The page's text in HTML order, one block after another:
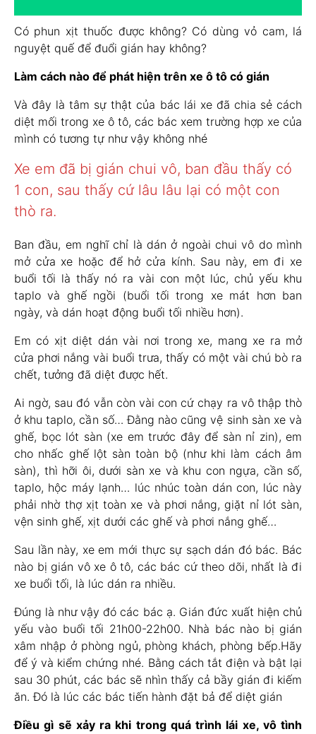
Có phun xịt thuốc được không? Có dùng vỏ cam, lá
nguyệt quế để đuổi gián hay không?
Làm cách nào để phát hiện trên xe ô tô có gián
Và đây là tâm sự thật của bác lái xe đã chia sẻ cách
diệt mối trong xe ô tô, các bác xem trường hợp xe của
mình có tương tự như vậy không nhé
Xe em đã bị gián chui vô, ban đầu thấy có
1 con, sau thấy cứ lâu lâu lại có một con
thò ra.
Ban đầu, em nghĩ chỉ là dán ở ngoài chui vô do mình
mở cửa xe hoặc để hở cửa kính. Sau này, em đi xe
buổi tối là thấy nó ra vài con một lúc, chủ yếu khu
taplo và ghế ngồi (buổi tối trong xe mát hơn ban
ngày, và dán hoạt động buổi tối nhiều hơn).
Em có xịt diệt dán vài nơi trong xe, mang xe ra mở
cửa phơi nắng vài buổi trưa, thấy có một vài chú bò ra
chết, tưởng đã diệt được hết.
Ai ngờ, sau đó vẫn còn vài con cứ chạy ra vô thập thò
ở khu taplo, cần số… Đằng nào cũng vệ sinh sàn xe và
ghế, bọc lót sàn (xe em trước đây để sàn nỉ zin), em
cho nhấc ghế lột sàn toàn bộ (như khi làm cách âm
sàn), thì hỡi ôi, dưới sàn xe và khu con ngựa, cần số,
taplo, hộc máy lạnh… lúc nhúc toàn dán con, lúc này
phải nhờ thợ xịt toàn xe và phơi nắng, giặt nỉ lót sàn,
vện sinh ghế, xịt dưới các ghế và phơi nắng ghế…
Sau lần này, xe em mới thực sự sạch dán đó bác. Bác
nào bị gián vô xe ô tô, các bác cứ theo dõi, nhất là đi
xe buổi tối, là lúc dán ra nhiều.
Đúng là như vậy đó các bác ạ. Gián đức xuất hiện chủ
yếu vào buổi tối 21h00-22h00. Nhà bác nào bị gián
xâm nhập ở phòng ngủ, phòng khách, phòng bếp.Hãy
để ý và kiểm chứng nhé. Bằng cách tắt điện và bật lại
sau 30 phút, các bác sẽ nhìn thấy cả bầy gián đi kiếm
ăn. Đó là lúc các bác tiến hành đặt bả để diệt gián
Điều gì sẽ xảy ra khi trong quá trình lái xe, vô tình